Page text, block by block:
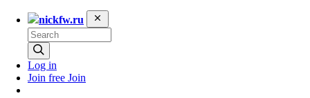
nickfw.ru
Log in
Join free Join